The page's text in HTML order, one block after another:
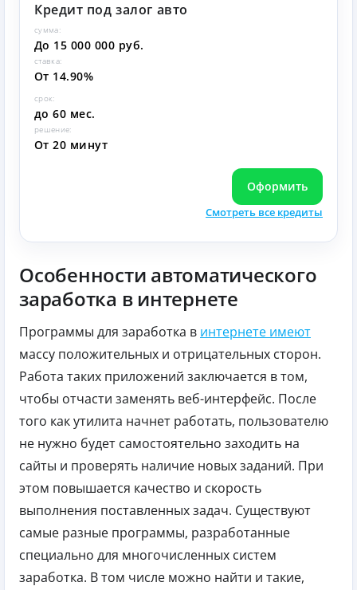
Кредит под залог авто
сумма:
До 15 000 000 руб.
ставка:
От 14.90%
срок:
до 60 мес.
решение:
От 20 минут
Оформить
Смотреть все кредиты
Особенности автоматического
заработка в интернете
Программы для заработка в интернете имеют
массу положительных и отрицательных сторон.
Работа таких приложений заключается в том,
чтобы отчасти заменять веб-интерфейс. После
того как утилита начнет работать, пользователю
не нужно будет самостоятельно заходить на
сайты и проверять наличие новых заданий. При
этом повышается качество и скорость
выполнения поставленных задач. Существуют
самые разные программы, разработанные
специально для многочисленных систем
заработка. В том числе можно найти и такие,